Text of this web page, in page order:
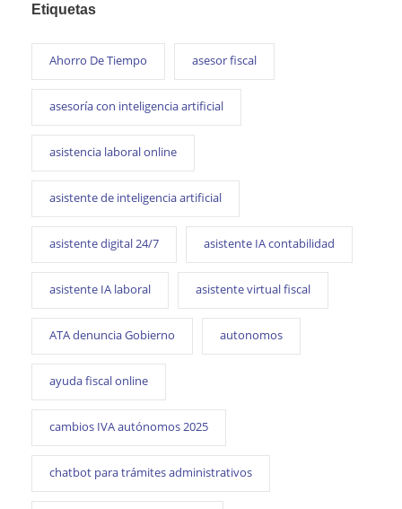
Etiquetas
Ahorro De Tiempo asesor fiscal
asesoría con inteligencia artificial
asistencia laboral online
asistente de inteligencia artificial
asistente digital 24/7 asistente IA contabilidad
asistente IA laboral asistente virtual fiscal
ATA denuncia Gobierno autonomos
ayuda fiscal online
cambios IVA autónomos 2025
chatbot para trámites administrativos